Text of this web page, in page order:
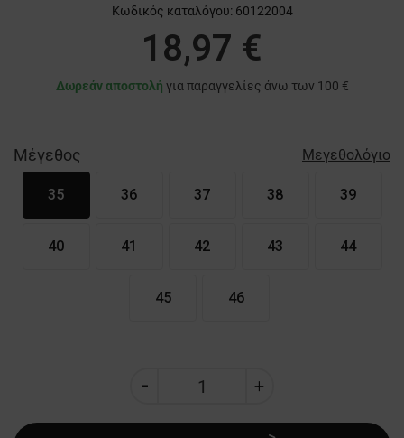
Κωδικός καταλόγου: 60122004
18,97 €
Δωρεάν αποστολή για παραγγελίες άνω των 100 €
Μέγεθος Μεγεθολόγιο
35 36 37 38 39
40 41 42 43 44
45 46